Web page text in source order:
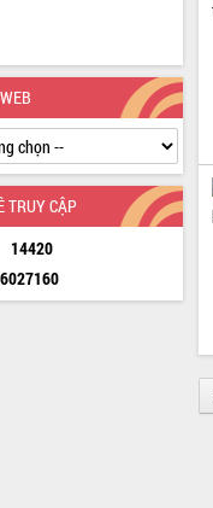
TRUY CẬP
14420